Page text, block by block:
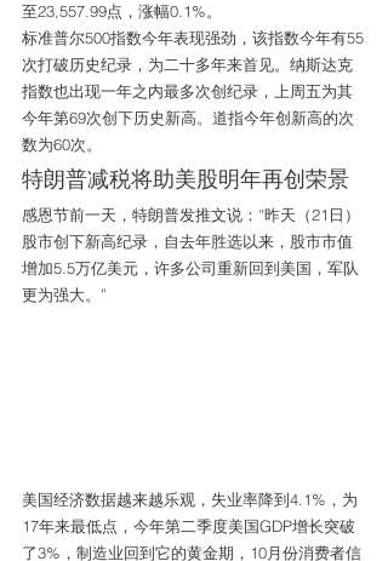
至23,557.99点，涨幅0.1%。
标准普尔500指数今年表现强劲，该指数今年有55
次打破历史纪录，为二十多年来首见。纳斯达克
指数也出现一年之内最多次创纪录，上周五为其
今年第69次创下历史新高。道指今年创新高的次
数为60次。
特朗普减税将助美股明年再创荣景
感恩节前一天，特朗普发推文说：“昨天（21日）
股市创下新高纪录，自去年胜选以来，股市市值
增加5.5万亿美元，许多公司重新回到美国，军队
更为强大。”
美国经济数据越来越乐观，失业率降到4.1%，为
17年来最低点，今年第二季度美国GDP增长突破
了3%，制造业回到它的黄金期，10月份消费者信